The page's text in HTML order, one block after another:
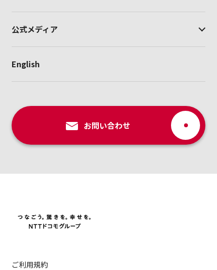
公式メディア
English
お問い合わせ
ご利用規約